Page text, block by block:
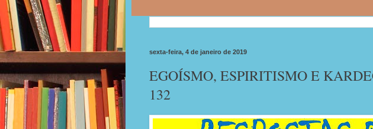
sexta-feira, 4 de janeiro de 2019
EGOÍSMO, ESPIRITISMO E
132